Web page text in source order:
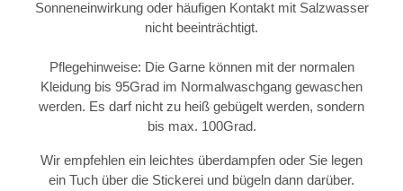
Sonneneinwirkung oder häufigen Kontakt mit Salzwasser
nicht beeinträchtigt.
Pflegehinweise: Die Garne können mit der normalen
Kleidung bis 95Grad im Normalwaschgang gewaschen
werden. Es darf nicht zu heiß gebügelt werden, sondern
bis max. 100Grad.
Wir empfehlen ein leichtes überdampfen oder Sie legen
ein Tuch über die Stickerei und bügeln dann darüber.